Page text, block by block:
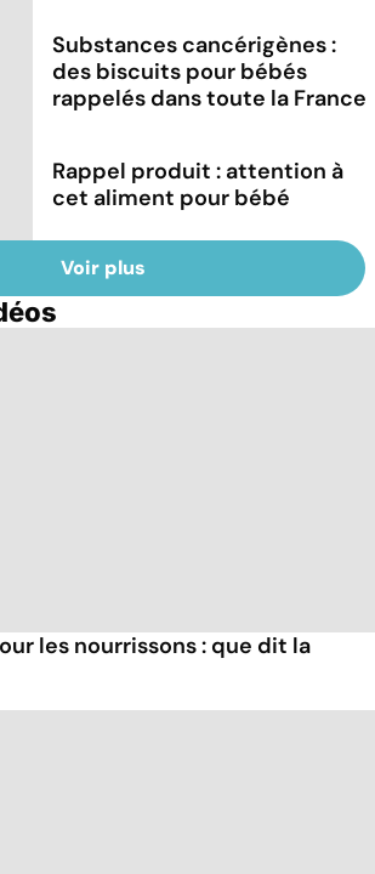
Substances cancérigènes :
des biscuits pour bébés
rappelés dans toute la France
Rappel produit : attention à
cet aliment pour bébé
Voir plus
les nourrissons : que dit la